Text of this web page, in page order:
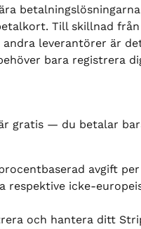
Till skillnad
andra leverantörer är
bara registrera
gratis — du betalar
avgift
respektive icke-
och hantera ditt